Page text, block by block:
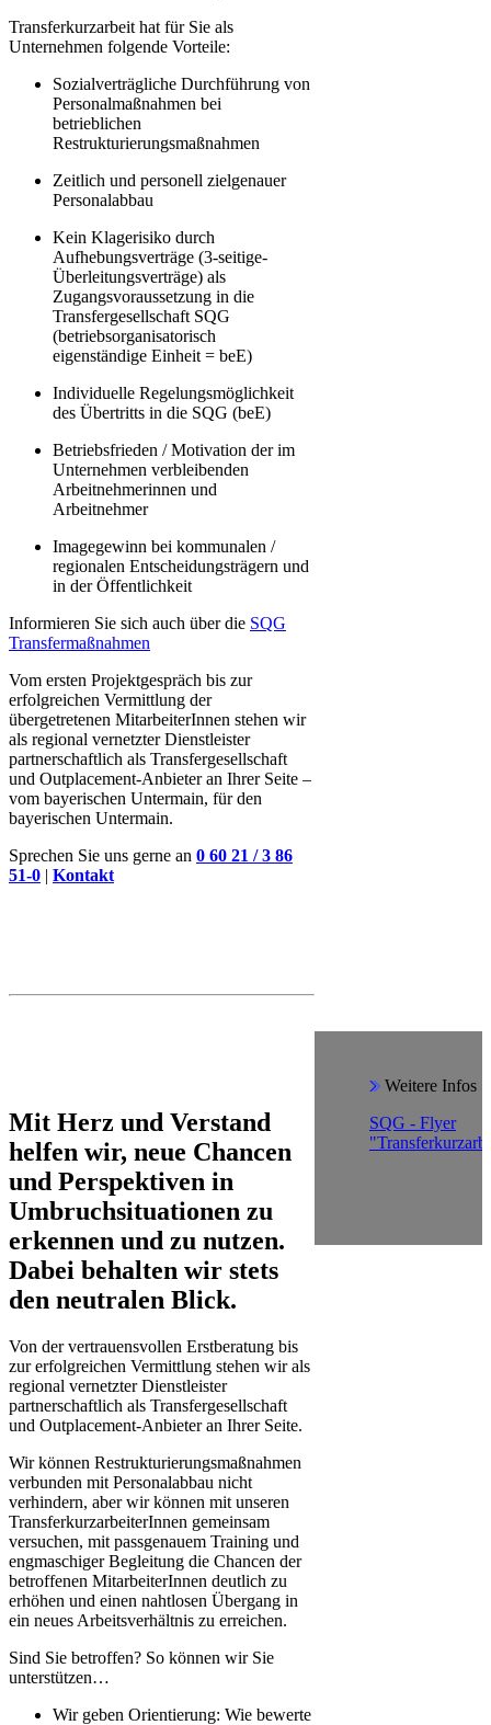
Transferkurzarbeit hat für Sie als
Unternehmen folgende Vorteile:
Sozialverträgliche Durchführung von
Personalmaßnahmen bei
betrieblichen
Restrukturierungsmaßnahmen
Zeitlich und personell zielgenauer
Personalabbau
Kein Klagerisiko durch
Aufhebungsverträge (3-seitige-
Überleitungsverträge) als
Zugangsvoraussetzung in die
Transfergesellschaft SQG
(betriebsorganisatorisch
eigenständige Einheit = beE)
Individuelle Regelungsmöglichkeit
des Übertritts in die SQG (beE)
Betriebsfrieden / Motivation der im
Unternehmen verbleibenden
Arbeitnehmerinnen und
Arbeitnehmer
Imagegewinn bei kommunalen /
regionalen Entscheidungsträgern und
in der Öffentlichkeit
Informieren Sie sich auch über die SQG
Transfermaßnahmen
Vom ersten Projektgespräch bis zur
erfolgreichen Vermittlung der
übergetretenen MitarbeiterInnen stehen wir
als regional vernetzter Dienstleister
partnerschaftlich als Transfergesellschaft
und Outplacement-Anbieter an Ihrer Seite –
vom bayerischen Untermain, für den
bayerischen Untermain.
Sprechen Sie uns gerne an 0 60 21 / 3 86
51-0 | Kontakt
Mit Herz und Verstand
helfen wir, neue Chancen
und Perspektiven in
Umbruchsituationen zu
erkennen und zu nutzen.
Dabei behalten wir stets
den neutralen Blick.
Von der vertrauensvollen Erstberatung bis
zur erfolgreichen Vermittlung stehen wir als
regional vernetzter Dienstleister
partnerschaftlich als Transfergesellschaft
und Outplacement-Anbieter an Ihrer Seite.
Wir können Restrukturierungsmaßnahmen
verbunden mit Personalabbau nicht
verhindern, aber wir können mit unseren
TransferkurzarbeiterInnen gemeinsam
versuchen, mit passgenauem Training und
engmaschiger Begleitung die Chancen der
betroffenen MitarbeiterInnen deutlich zu
erhöhen und einen nahtlosen Übergang in
ein neues Arbeitsverhältnis zu erreichen.
Sind Sie betroffen? So können wir Sie
unterstützen…
Wir geben Orientierung: Wie bewerte
Weitere Infos
SQG - Flyer